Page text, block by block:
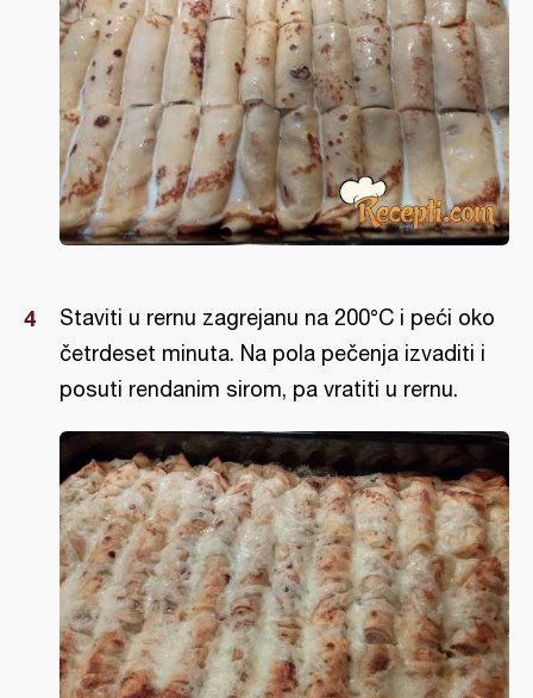
Staviti u rernu zagrejanu na 200°C i peći oko
četrdeset minuta. Na pola pečenja izvaditi i
posuti rendanim sirom, pa vratiti u rernu.